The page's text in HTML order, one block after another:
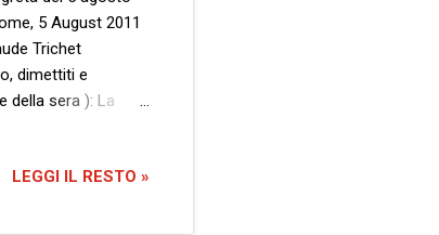
5 August 2011
Trichet
dimettiti e
della sera ): La
LEGGI IL RESTO »